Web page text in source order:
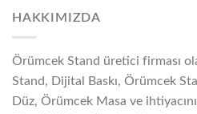
HAKKIMIZDA
Örümcek Stand üretici firması
Stand, Dijital Baskı, Örümcek
Düz, Örümcek Masa ve